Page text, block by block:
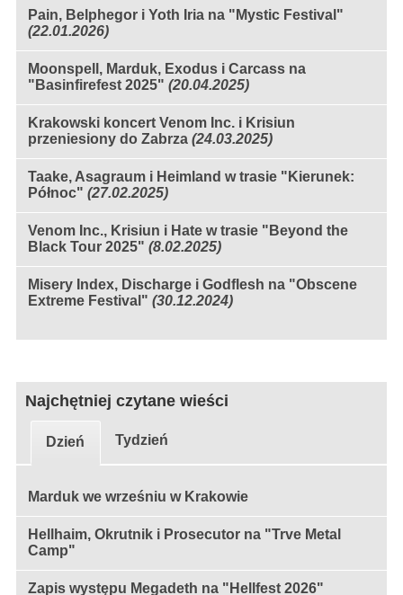
Pain, Belphegor i Yoth Iria na "Mystic Festival"
(22.01.2026)
Moonspell, Marduk, Exodus i Carcass na
"Basinfirefest 2025" (20.04.2025)
Krakowski koncert Venom Inc. i Krisiun
przeniesiony do Zabrza (24.03.2025)
Taake, Asagraum i Heimland w trasie "Kierunek:
Północ" (27.02.2025)
Venom Inc., Krisiun i Hate w trasie "Beyond the
Black Tour 2025" (8.02.2025)
Misery Index, Discharge i Godflesh na "Obscene
Extreme Festival" (30.12.2024)
Najchętniej czytane wieści
Dzień Tydzień
Marduk we wrześniu w Krakowie
Hellhaim, Okrutnik i Prosecutor na "Trve Metal
Camp"
Zapis występu Megadeth na "Hellfest 2026"